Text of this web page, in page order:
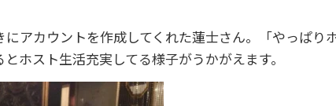
アカウントを作成してくれた蓮士さん。「やっぱり
ホスト生活充実してる様子がうかがえます。